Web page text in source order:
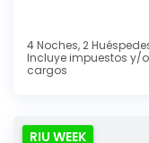
4 Noches, 2
Incluye impuestos y/o
cargos
RIU WEEK